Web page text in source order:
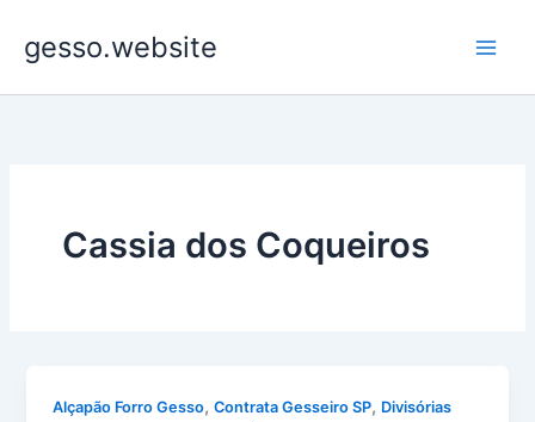
para
conteúdo
gesso.website
Cassia dos Coqueiros
Alçapão Forro Gesso,Contrata Gesseiro SP, Divisórias